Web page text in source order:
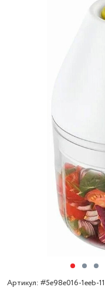
Артикул: #5e98e016-1eeb-